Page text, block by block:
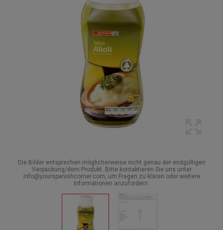
Die Bilder entsprechen möglicherweise nicht genau der endgültigen
Verpackung/dem Produkt. Bitte kontaktieren Sie uns unter
info@yourspanishcorner.com, um Fragen zu klären oder weitere
Informationen anzufordern.